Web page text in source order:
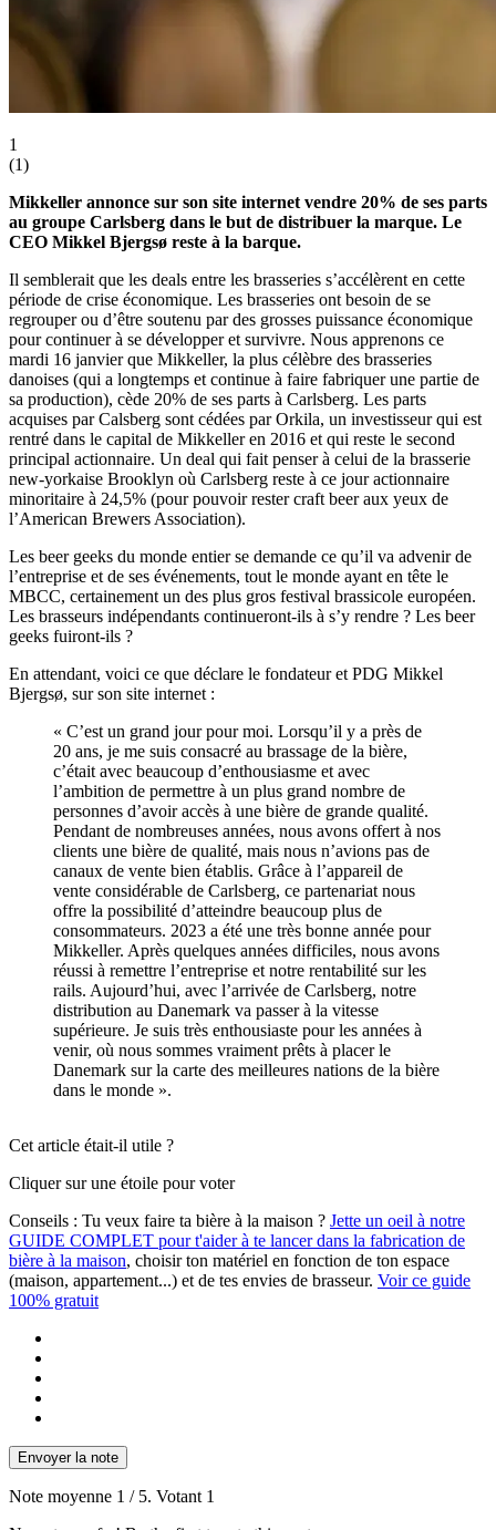
1
(1)
Mikkeller annonce sur son site internet vendre 20% de ses parts
au groupe Carlsberg dans le but de distribuer la marque. Le
CEO Mikkel Bjergsø reste à la barque.
Il semblerait que les deals entre les brasseries s’accélèrent en cette
période de crise économique. Les brasseries ont besoin de se
regrouper ou d’être soutenu par des grosses puissance économique
pour continuer à se développer et survivre. Nous apprenons ce
mardi 16 janvier que Mikkeller, la plus célèbre des brasseries
danoises (qui a longtemps et continue à faire fabriquer une partie de
sa production), cède 20% de ses parts à Carlsberg. Les parts
acquises par Calsberg sont cédées par Orkila, un investisseur qui est
rentré dans le capital de Mikkeller en 2016 et qui reste le second
principal actionnaire. Un deal qui fait penser à celui de la brasserie
new-yorkaise Brooklyn où Carlsberg reste à ce jour actionnaire
minoritaire à 24,5% (pour pouvoir rester craft beer aux yeux de
l’American Brewers Association).
Les beer geeks du monde entier se demande ce qu’il va advenir de
l’entreprise et de ses événements, tout le monde ayant en tête le
MBCC, certainement un des plus gros festival brassicole européen.
Les brasseurs indépendants continueront-ils à s’y rendre ? Les beer
geeks fuiront-ils ?
En attendant, voici ce que déclare le fondateur et PDG Mikkel
Bjergsø, sur son site internet :
« C’est un grand jour pour moi. Lorsqu’il y a près de
20 ans, je me suis consacré au brassage de la bière,
c’était avec beaucoup d’enthousiasme et avec
l’ambition de permettre à un plus grand nombre de
personnes d’avoir accès à une bière de grande qualité.
Pendant de nombreuses années, nous avons offert à nos
clients une bière de qualité, mais nous n’avions pas de
canaux de vente bien établis. Grâce à l’appareil de
vente considérable de Carlsberg, ce partenariat nous
offre la possibilité d’atteindre beaucoup plus de
consommateurs. 2023 a été une très bonne année pour
Mikkeller. Après quelques années difficiles, nous avons
réussi à remettre l’entreprise et notre rentabilité sur les
rails. Aujourd’hui, avec l’arrivée de Carlsberg, notre
distribution au Danemark va passer à la vitesse
supérieure. Je suis très enthousiaste pour les années à
venir, où nous sommes vraiment prêts à placer le
Danemark sur la carte des meilleures nations de la bière
dans le monde ».
Cet article était-il utile ?
Cliquer sur une étoile pour voter
Conseils : Tu veux faire ta bière à la maison ? Jette un oeil à notre
GUIDE COMPLET pour t'aider à te lancer dans la fabrication de
bière à la maison, choisir ton matériel en fonction de ton espace
(maison, appartement...) et de tes envies de brasseur. Voir ce guide
100% gratuit
Envoyer la note
Note moyenne 1 / 5. Votant 1